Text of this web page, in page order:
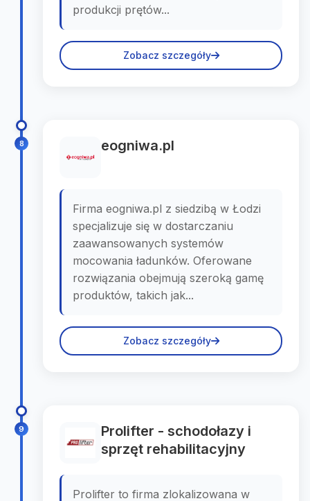
produkcji prętów...
Zobacz szczegóły
8 eogniwa.pl
Firma eogniwa.pl z siedzibą w Łodzi
specjalizuje się w dostarczaniu
zaawansowanych systemów
mocowania ładunków. Oferowane
rozwiązania obejmują szeroką gamę
produktów, takich jak...
Zobacz szczegóły
9
Prolifter - schodołazy i
sprzęt rehabilitacyjny
Prolifter to firma zlokalizowana w